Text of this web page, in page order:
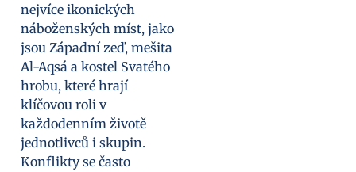
nejvíce ikonických
náboženských míst, jako
jsou Západní zeď, mešita
Al-Aqsá a kostel Svatého
hrobu, které hrají
klíčovou roli v
každodenním životě
jednotlivců i skupin.
Konflikty se často